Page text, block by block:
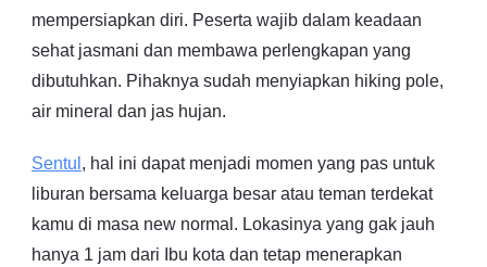
mempersiapkan diri. Peserta wajib dalam keadaan
sehat jasmani dan membawa perlengkapan yang
dibutuhkan. Pihaknya sudah menyiapkan hiking pole,
air mineral dan jas hujan.
Sentul , hal ini dapat menjadi momen yang pas untuk
liburan bersama keluarga besar atau teman terdekat
kamu di masa new normal. Lokasinya yang gak jauh
hanya 1 jam dari Ibu kota dan tetap menerapkan